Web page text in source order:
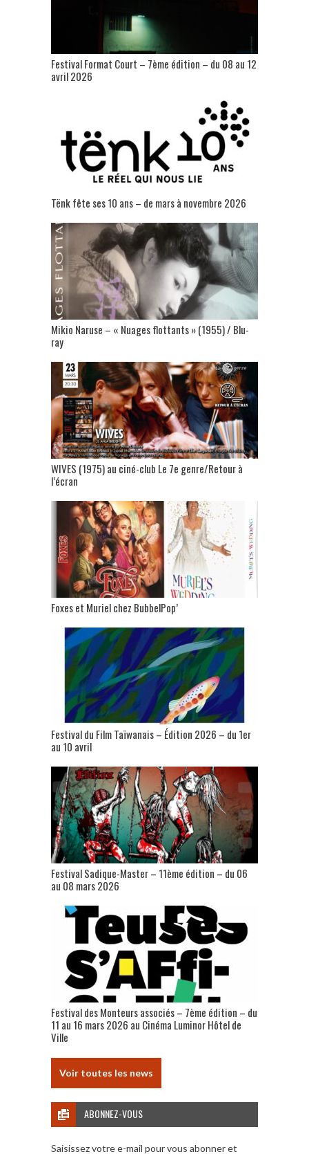
Festival Format Court – 7ème édition – du 08 au 12
avril 2026
Tënk fête ses 10 ans – de mars à novembre 2026
Mikio Naruse – « Nuages flottants » (1955) / Blu-
ray
WIVES (1975) au ciné-club Le 7e genre/Retour à
l’écran
Foxes et Muriel chez BubbelPop’
Festival du Film Taïwanais – Édition 2026 – du 1er
au 10 avril
Festival Sadique-Master – 11ème édition – du 06
au 08 mars 2026
Festival des Monteurs associés – 7ème édition – du
11 au 16 mars 2026 au Cinéma Luminor Hôtel de
Ville
Voir toutes les news
ABONNEZ-VOUS
Saisissez votre e-mail pour vous abonner et